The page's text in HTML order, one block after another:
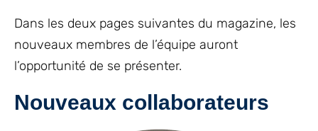
Dans les deux pages suivantes du magazine, les
nouveaux membres de l’équipe auront
l’opportunité de se présenter.
Nouveaux collaborateurs